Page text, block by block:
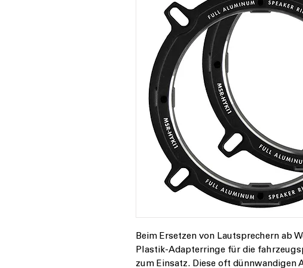
Beim Ersetzen von Lautsprechern ab
Plastik-Adapterringe für die
zum Einsatz. Diese oft dünnwandigen